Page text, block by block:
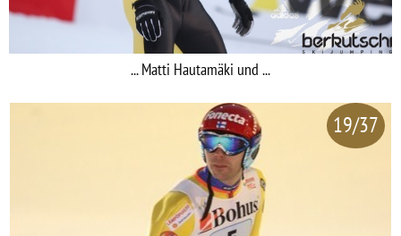
... Matti Hautamäki und ...
19/37